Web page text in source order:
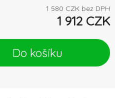
1 580 CZK bez DPH
1 912 CZK
Do košíku